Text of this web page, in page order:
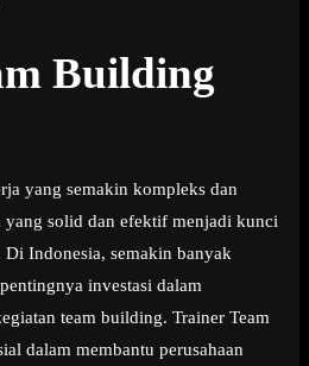
Building
yang semakin kompleks dan
solid dan efektif menjadi kunci
Di Indonesia, semakin banyak
investasi dalam
team building. Trainer Team
dalam membantu perusahaan